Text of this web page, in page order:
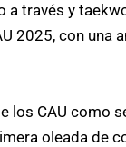
a través y
2025, con una
los CAU como
oleada de